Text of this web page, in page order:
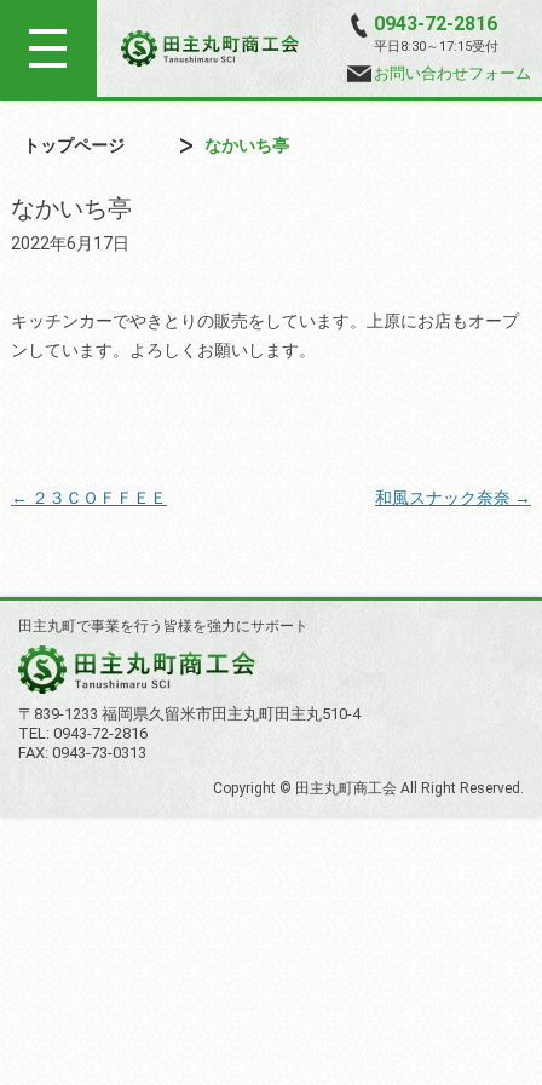
0943-72-2816
平日8:30～17:15受付
お問い合わせフォーム
トップページ なかいち亭
なかいち亭
2022年6月17日
キッチンカーでやきとりの販売をしています。上原にお店もオープ
ンしています。よろしくお願いします。
投
ビ
ゲ
ー
ョ
← ２３ＣＯＦＦＥＥ 和風スナック奈奈 →
田主丸町で事業を行う皆様を強力にサポート
〒839-1233 福岡県久留米市田主丸町田主丸510-4
TEL: 0943-72-2816
FAX: 0943-73-0313
Copyright © 田主丸町商工会 All Right Reserved.